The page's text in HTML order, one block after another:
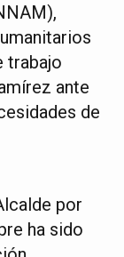
trabajo
ante
de
por
ha sido